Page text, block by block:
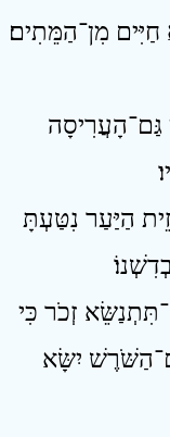
מִן־הַמֵּתִים׃
גַּם־הָעֲרִיסָה
זֵית הַיַּעַר נִטַּעְתָּ
זְכֹר כִּי
יִשָּׂא